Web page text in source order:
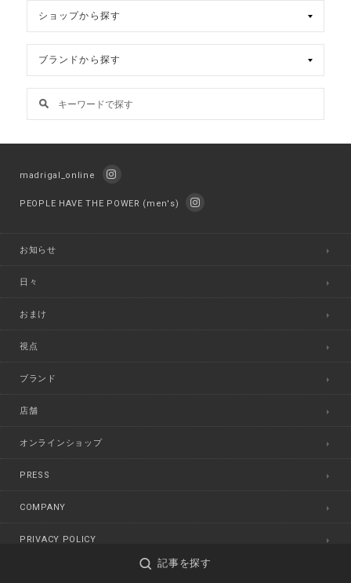
madrigal_online
PEOPLE HAVE THE POWER (men's)
お知らせ
日々
おまけ
視点
ブランド
店舗
オンラインショップ
PRESS
COMPANY
PRIVACY POLICY
記事を探す